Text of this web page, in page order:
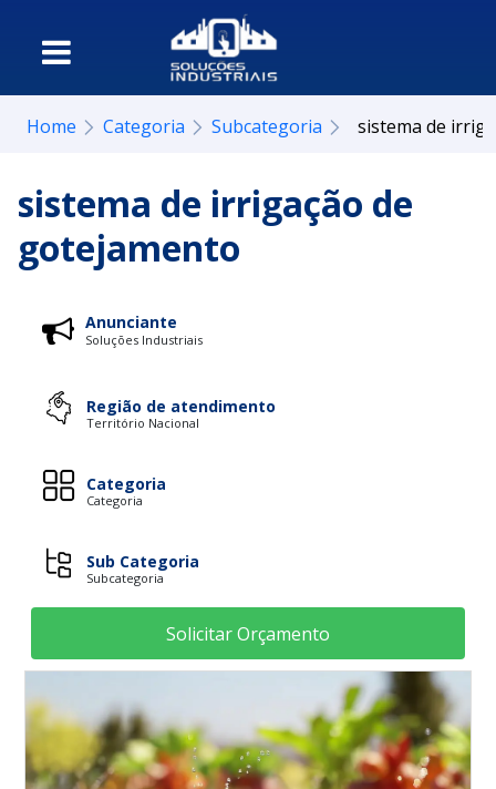
Home Categoria Subcategoria sistema de
sistema de irrigação de
gotejamento
Anunciante
Soluções Industriais
Região de atendimento
Território Nacional
Categoria
Categoria
Sub Categoria
Subcategoria
Solicitar Orçamento